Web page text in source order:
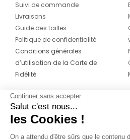
Suivi de commande
Livraisons
Guide des tailles
Politique de confidentialité
Conditions générales
d’utilisation de la Carte de
Fidélité
CONTACT
04 42 20 78 42
Du lundi au jeudi de 8h30 à 16h30 & le
Continuer sans accepter
Salut c'est nous...
les Cookies !
On a attendu d'être sûrs que le contenu